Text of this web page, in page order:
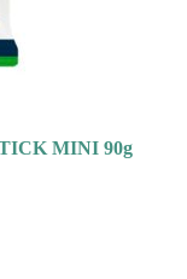
MINI 90g